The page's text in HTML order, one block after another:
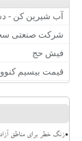
آب شیرین کن -
شرکت صنعتی
فیش حج
قیمت بیسیم
زنگ خطر برای مناطق